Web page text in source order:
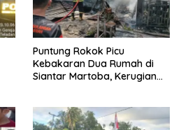
Puntung Rokok Picu
Kebakaran Dua Rumah di
Siantar Martoba, Kerugian